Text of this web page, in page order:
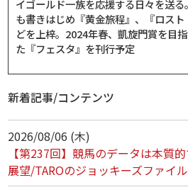
イゴールド一族を応援する日々を送
も書きはじめ『黄金旅程』、『ロス
どを上梓。2024年春、凱旋門賞を目
た『フェスタ』を刊行予定
新着記事/コンテンツ
2026/08/06 (木)
【第237回】競馬のデータは本質
展望/TAROのジョッキーズファイル